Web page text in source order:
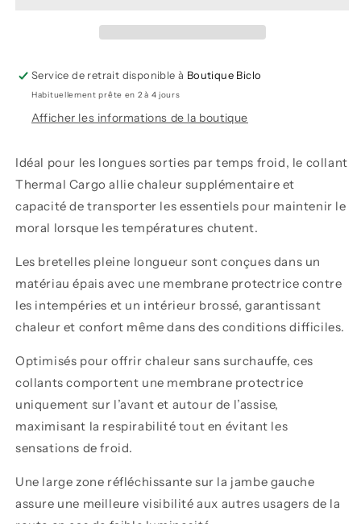
Service de retrait disponible à Boutique Biclo
Habituellement prête en 2 à 4 jours
Afficher les informations de la boutique
Idéal pour les longues sorties par temps froid, le collant
Thermal Cargo allie chaleur supplémentaire et
capacité de transporter les essentiels pour maintenir le
moral lorsque les températures chutent.
Les bretelles pleine longueur sont conçues dans un
matériau épais avec une membrane protectrice contre
les intempéries et un intérieur brossé, garantissant
chaleur et confort même dans des conditions difficiles.
Optimisés pour offrir chaleur sans surchauffe, ces
collants comportent une membrane protectrice
uniquement sur l’avant et autour de l’assise,
maximisant la respirabilité tout en évitant les
sensations de froid.
Une large zone réfléchissante sur la jambe gauche
assure une meilleure visibilité aux autres usagers de la